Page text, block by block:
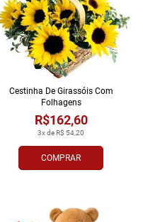
COMPRAR
3x de R$ 54,20
R$162,60
Cestinha De Girassóis Com
Folhagens